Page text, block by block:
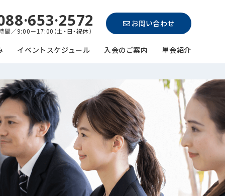
間／9:00－17:00（土・日・祝休）
お問い合わせ
イベントスケジュール 入会のご案内 単会紹介